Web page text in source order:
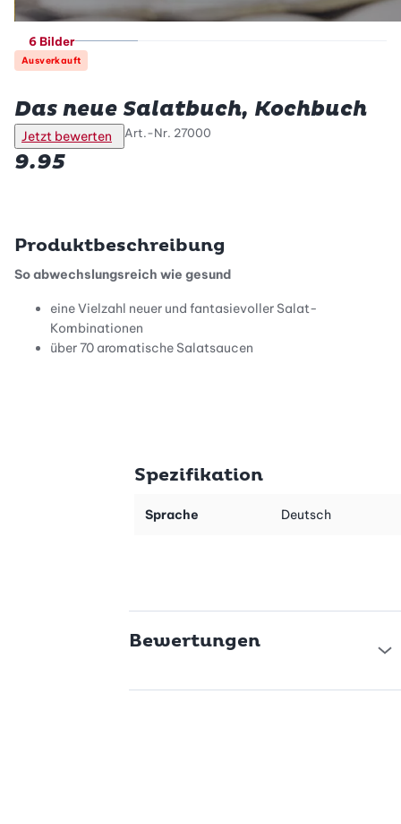
6 Bilder
Ausverkauft
Das neue Salatbuch, Kochbuch
Jetzt bewerten Art.-Nr. 27000
9.95
Produktbeschreibung
So abwechslungsreich wie gesund
eine Vielzahl neuer und fantasievoller Salat-
Kombinationen
über 70 aromatische Salatsaucen
HauptgerichteSpezifikation
Sprache Deutsch
Bewertungen